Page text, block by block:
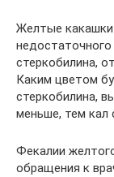
Желтые какашки
стеркобилина,
Каким цветом
стеркобилина,
меньше, тем кал
Фекалии
обращения к